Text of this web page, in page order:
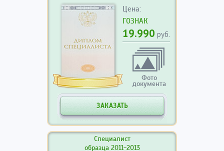
Цена:
ГОЗНАК
19.990 руб.
Фото
документа
ЗАКАЗАТЬ
Специалист
образца 2011-2013